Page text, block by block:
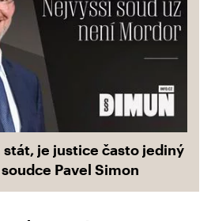
stát, je justice často jediný
Pavel Simon